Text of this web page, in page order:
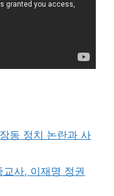
동 정치 논란과 사
사, 이재명 정권